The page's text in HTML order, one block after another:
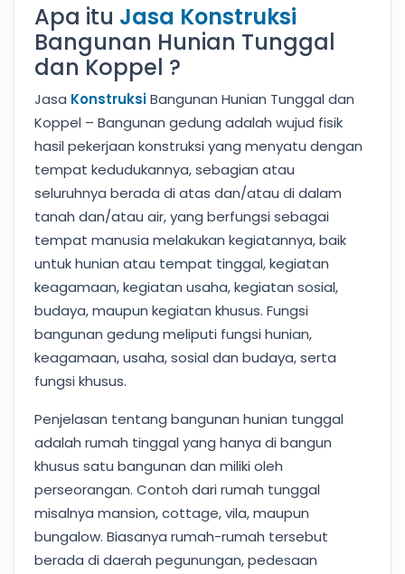
Apa itu Jasa Konstruksi
Bangunan Hunian Tunggal
dan Koppel ?
Jasa KonstruksiBangunan Hunian Tunggal dan
Koppel – Bangunan gedung adalah wujud fisik
hasil pekerjaan konstruksi yang menyatu dengan
tempat kedudukannya, sebagian atau
seluruhnya berada di atas dan/atau di dalam
tanah dan/atau air, yang berfungsi sebagai
tempat manusia melakukan kegiatannya, baik
untuk hunian atau tempat tinggal, kegiatan
keagamaan, kegiatan usaha, kegiatan sosial,
budaya, maupun kegiatan khusus. Fungsi
bangunan gedung meliputi fungsi hunian,
keagamaan, usaha, sosial dan budaya, serta
fungsi khusus.
Penjelasan tentang bangunan hunian tunggal
adalah rumah tinggal yang hanya di bangun
khusus satu bangunan dan miliki oleh
perseorangan. Contoh dari rumah tunggal
misalnya mansion, cottage, vila, maupun
bungalow. Biasanya rumah-rumah tersebut
berada di daerah pegunungan, pedesaan